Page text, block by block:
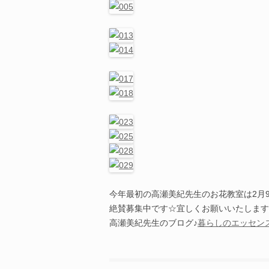
今年最初の高瀬美紀先生のお花教室は2月
絶賛募集中です☆宜しくお願いいたしま
高瀬美紀先生のブログ♪暮らしのエッセン